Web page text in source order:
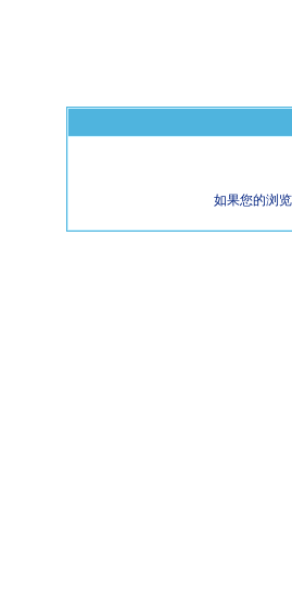
如果您的浏